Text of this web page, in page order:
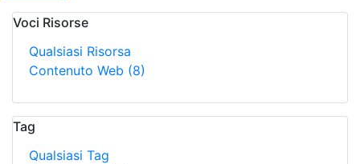
Voci Risorse
Qualsiasi Risorsa
Contenuto Web (8)
Tag
Qualsiasi Tag